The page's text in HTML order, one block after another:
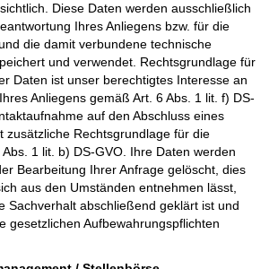
Diese Daten werden ausschließlich
Ihres Anliegens bzw. für die
die damit verbundene technische
und verwendet. Rechtsgrundlage für
Daten ist unser berechtigtes Interesse an
Anliegens gemäß Art. 6 Abs. 1 lit. f) DS-
auf den Abschluss eines
zusätzliche Rechtsgrundlage für die
1 lit. b) DS-GVO. Ihre Daten werden
Bearbeitung Ihrer Anfrage gelöscht, dies
aus den Umständen entnehmen lässt,
Sachverhalt abschließend geklärt ist und
gesetzlichen Aufbewahrungspflichten